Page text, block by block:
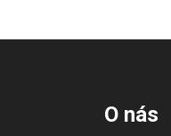
O nás